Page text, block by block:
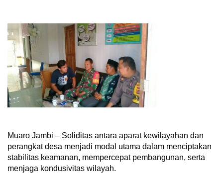
Muaro Jambi – Soliditas antara aparat kewilayahan dan
perangkat desa menjadi modal utama dalam menciptakan
stabilitas keamanan, mempercepat pembangunan, serta
menjaga kondusivitas wilayah.